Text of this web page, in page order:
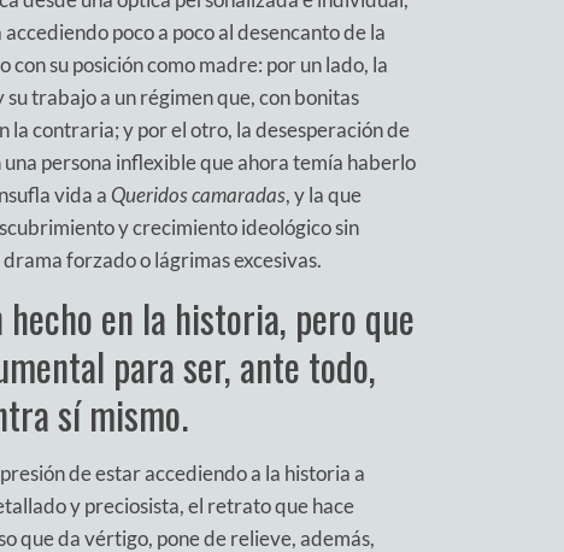
poco a poco al desencanto de la
su posición como madre: por un lado, la
trabajo a un régimen que, con bonitas
la contraria; y por el otro, la desesperación de
persona inflexible que ahora temía haberlo
vida a Queridos camaradas, y la que
y crecimiento ideológico sin
forzado o lágrimas excesivas.
en la historia, pero que
para ser, ante todo,
sí mismo.
de estar accediendo a la historia a
y preciosista, el retrato que hace
que da vértigo, pone de relieve, además,